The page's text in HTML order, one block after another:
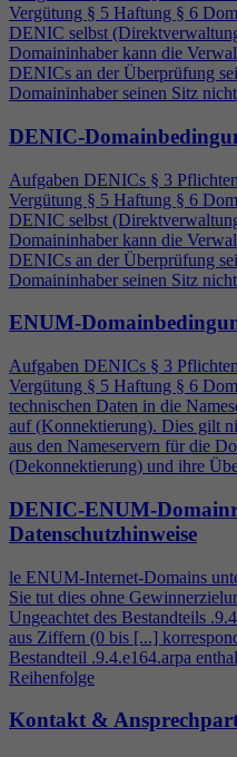
Vergütung § 5 Haftung § 6
DENIC selbst
Domaininhaber kann die
DENICs an der Überprüfung
Domaininhaber seinen Sitz
DENIC-
Aufgaben DENICs § 3
Vergütung § 5 Haftung § 6
DENIC selbst
Domaininhaber kann die
DENICs an der Überprüfung
Domaininhaber seinen Sitz
ENUM-
Aufgaben DENICs § 3
Vergütung § 5 Haftung § 6
technischen Daten in die
auf (Konnektierung). Dies gilt
aus den Nameservern für die
(Dekonnektierung) und ihre
DENIC-ENUM-
Datenschutzhinweise
le ENUM-Internet-Domains
Sie tut dies ohne
Ungeachtet des Bestandteils .9.4
aus Ziffern (0 bis [...]
Bestandteil .9.4.e164.arpa
Reihenfolge
Kontakt &